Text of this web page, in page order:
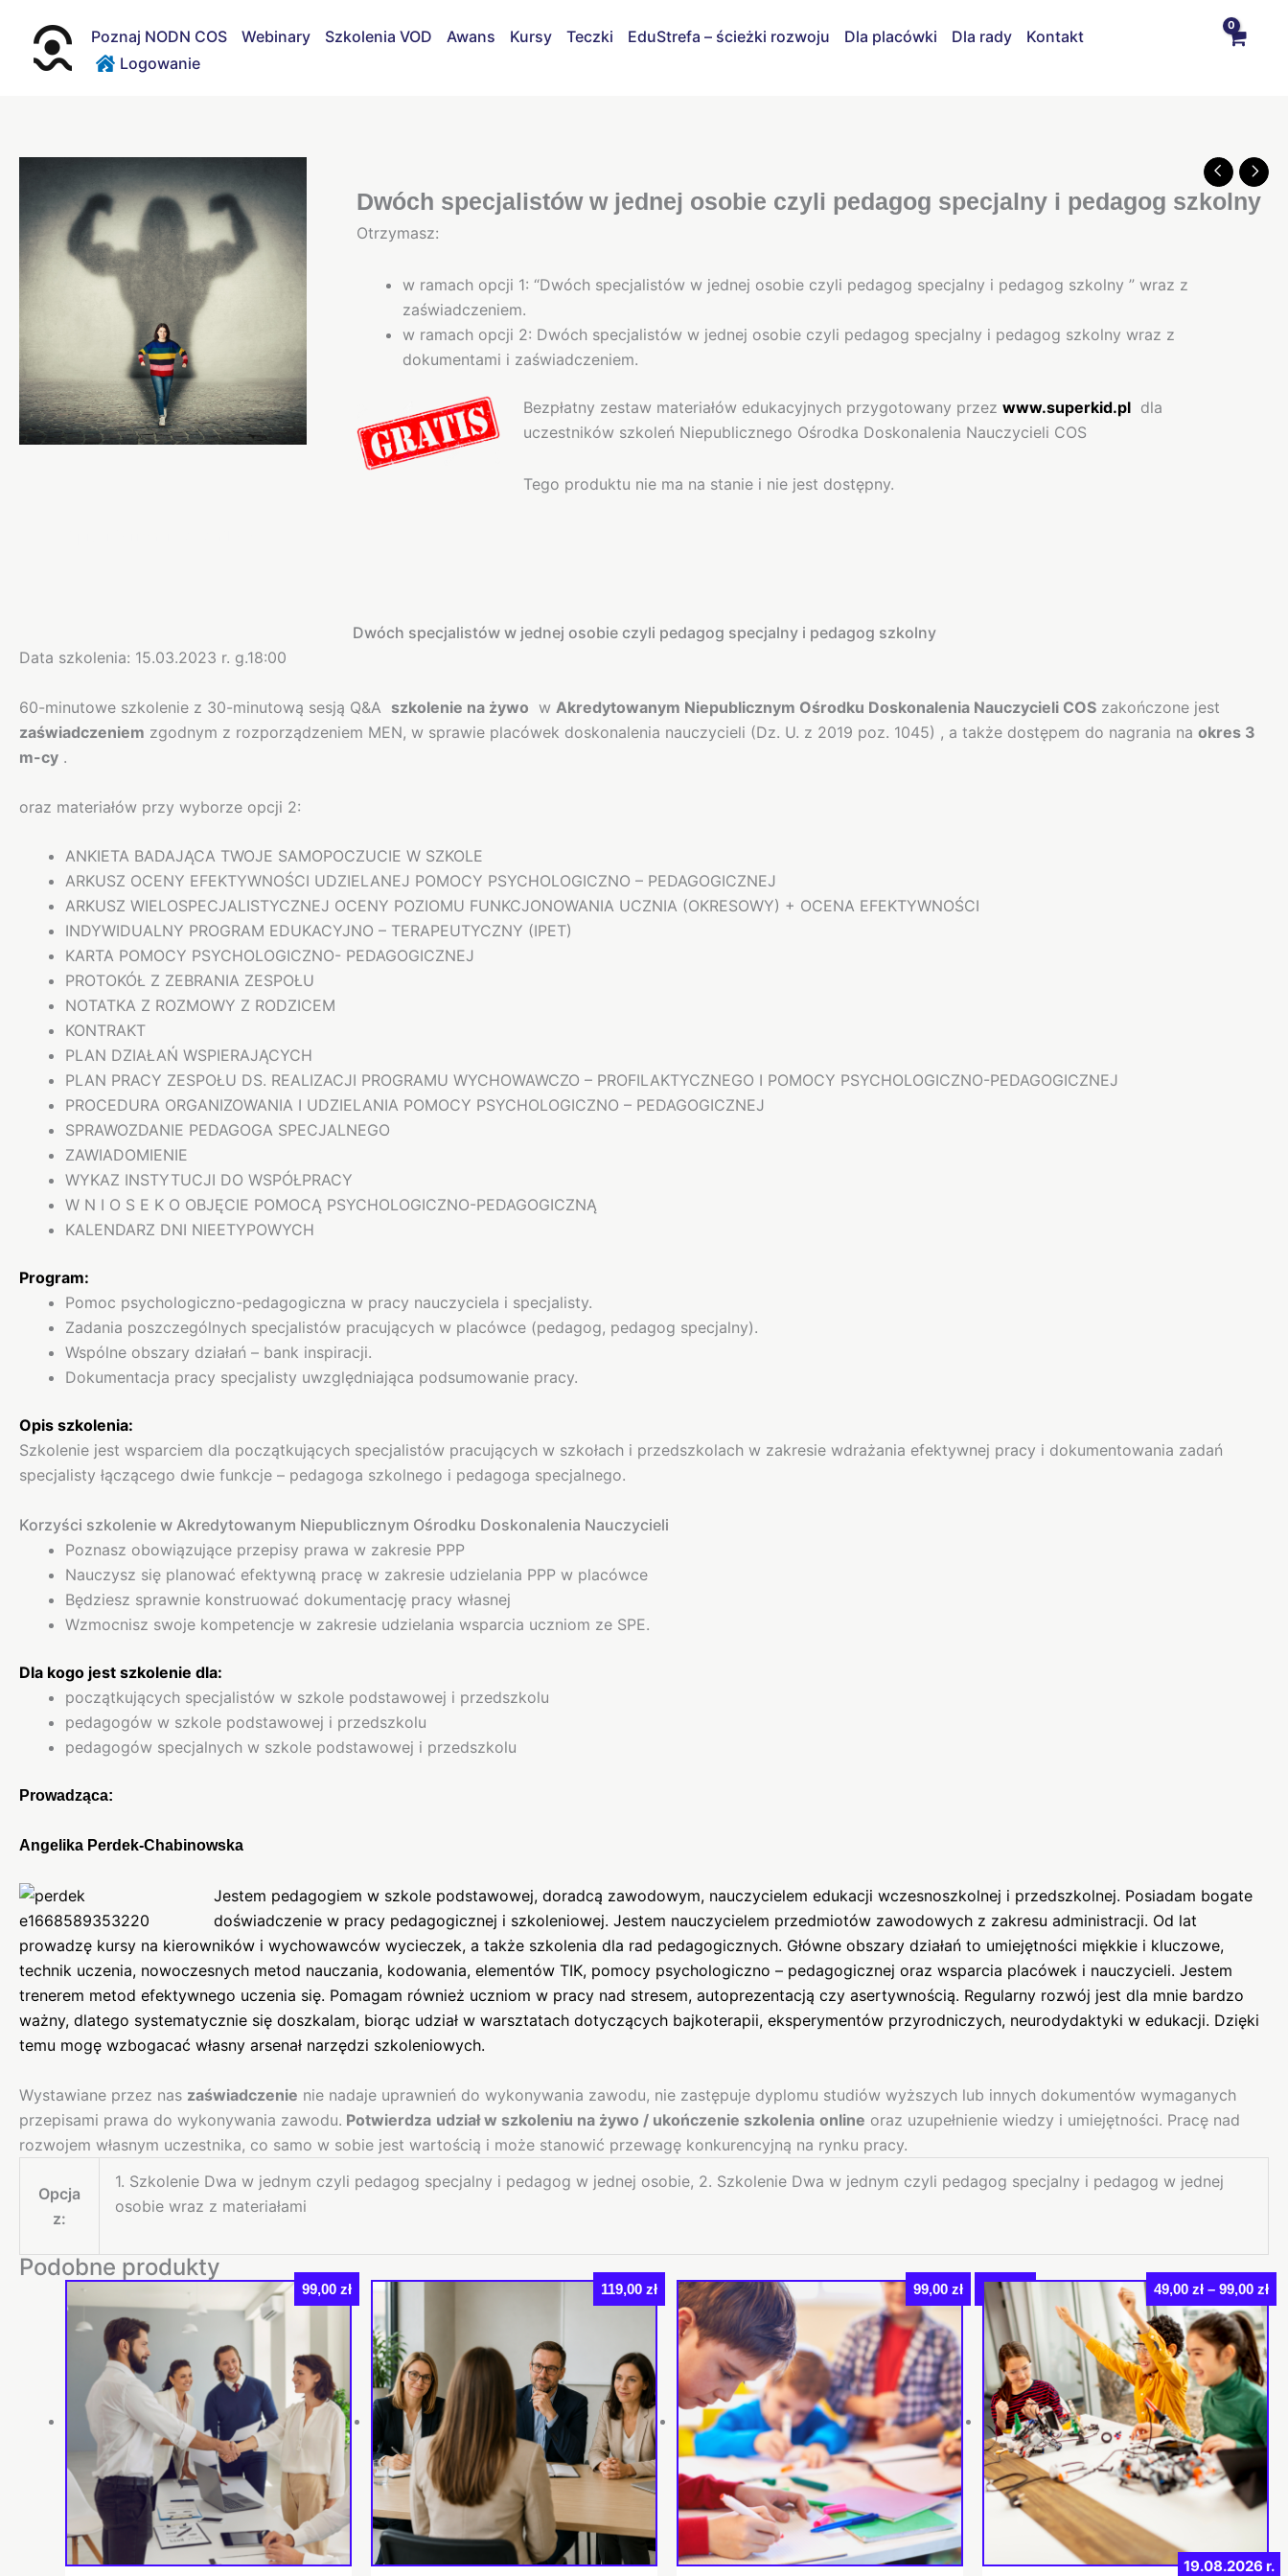
treści
Poznaj NODN COS Webinary Szkolenia VOD Awans Kursy Teczki EduStrefa – ścieżki rozwoju Dla placówki Dla rady
Kontakt
Logowanie
Dwóch specjalistów w jednej osobie czyli pedagog specjalny i pedagog szkolny
Otrzymasz:
w ramach opcji 1: “Dwóch specjalistów w jednej osobie czyli pedagog specjalny i pedagog szkolny ” wraz z
zaświadczeniem.
w ramach opcji 2: Dwóch specjalistów w jednej osobie czyli pedagog specjalny i pedagog szkolny wraz z
dokumentami i zaświadczeniem.
Bezpłatny zestaw materiałów edukacyjnych przygotowany przezwww.superkid.pl dla
uczestników szkoleń Niepublicznego Ośrodka Doskonalenia Nauczycieli COS
Tego produktu nie ma na stanie i nie jest dostępny.
Dwóch specjalistów w jednej osobie czyli pedagog specjalny i pedagog szkolny
Data szkolenia: 15.03.2023 r. g.18:00
60-minutowe szkolenie z 30-minutową sesją Q&A szkolenie na żywo w Akredytowanym Niepublicznym Ośrodku Doskonalenia Nauczycieli COS zakończone jest
zaświadczeniem zgodnym z rozporządzeniem MEN, w sprawie placówek doskonalenia nauczycieli (Dz. U. z 2019 poz. 1045) , a także dostępem do nagrania na okres 3
m-cy .
oraz materiałów przy wyborze opcji 2:
ANKIETA BADAJĄCA TWOJE SAMOPOCZUCIE W SZKOLE
ARKUSZ OCENY EFEKTYWNOŚCI UDZIELANEJ POMOCY PSYCHOLOGICZNO – PEDAGOGICZNEJ
ARKUSZ WIELOSPECJALISTYCZNEJ OCENY POZIOMU FUNKCJONOWANIA UCZNIA (OKRESOWY) + OCENA EFEKTYWNOŚCI
INDYWIDUALNY PROGRAM EDUKACYJNO – TERAPEUTYCZNY (IPET)
KARTA POMOCY PSYCHOLOGICZNO- PEDAGOGICZNEJ
PROTOKÓŁ Z ZEBRANIA ZESPOŁU
NOTATKA Z ROZMOWY Z RODZICEM
KONTRAKT
PLAN DZIAŁAŃ WSPIERAJĄCYCH
PLAN PRACY ZESPOŁU DS. REALIZACJI PROGRAMU WYCHOWAWCZO – PROFILAKTYCZNEGO I POMOCY PSYCHOLOGICZNO-PEDAGOGICZNEJ
PROCEDURA ORGANIZOWANIA I UDZIELANIA POMOCY PSYCHOLOGICZNO – PEDAGOGICZNEJ
SPRAWOZDANIE PEDAGOGA SPECJALNEGO
ZAWIADOMIENIE
WYKAZ INSTYTUCJI DO WSPÓŁPRACY
W N I O S E K O OBJĘCIE POMOCĄ PSYCHOLOGICZNO-PEDAGOGICZNĄ
KALENDARZ DNI NIEETYPOWYCH
Program:
Pomoc psychologiczno-pedagogiczna w pracy nauczyciela i specjalisty.
Zadania poszczególnych specjalistów pracujących w placówce (pedagog, pedagog specjalny).
Wspólne obszary działań – bank inspiracji.
Dokumentacja pracy specjalisty uwzględniająca podsumowanie pracy.
Opis szkolenia:
Szkolenie jest wsparciem dla początkujących specjalistów pracujących w szkołach i przedszkolach w zakresie wdrażania efektywnej pracy i dokumentowania zadań
specjalisty łączącego dwie funkcje – pedagoga szkolnego i pedagoga specjalnego.
Korzyści szkolenie w Akredytowanym Niepublicznym Ośrodku Doskonalenia Nauczycieli
Poznasz obowiązujące przepisy prawa w zakresie PPP
Nauczysz się planować efektywną pracę w zakresie udzielania PPP w placówce
Będziesz sprawnie konstruować dokumentację pracy własnej
Wzmocnisz swoje kompetencje w zakresie udzielania wsparcia uczniom ze SPE.
Dla kogo jest szkolenie dla:
początkujących specjalistów w szkole podstawowej i przedszkolu
pedagogów w szkole podstawowej i przedszkolu
pedagogów specjalnych w szkole podstawowej i przedszkolu
Prowadząca:
Angelika Perdek-Chabinowska
Jestem pedagogiem w szkole podstawowej, doradcą zawodowym, nauczycielem edukacji wczesnoszkolnej i przedszkolnej. Posiadam bogate
doświadczenie w pracy pedagogicznej i szkoleniowej. Jestem nauczycielem przedmiotów zawodowych z zakresu administracji. Od lat
prowadzę kursy na kierowników i wychowawców wycieczek, a także szkolenia dla rad pedagogicznych. Główne obszary działań to umiejętności miękkie i kluczowe,
technik uczenia, nowoczesnych metod nauczania, kodowania, elementów TIK, pomocy psychologiczno – pedagogicznej oraz wsparcia placówek i nauczycieli. Jestem
trenerem metod efektywnego uczenia się. Pomagam również uczniom w pracy nad stresem, autoprezentacją czy asertywnością. Regularny rozwój jest dla mnie bardzo
ważny, dlatego systematycznie się doszkalam, biorąc udział w warsztatach dotyczących bajkoterapii, eksperymentów przyrodniczych, neurodydaktyki w edukacji. Dzięki
temu mogę wzbogacać własny arsenał narzędzi szkoleniowych.
Wystawiane przez nas zaświadczenie nie nadaje uprawnień do wykonywania zawodu, nie zastępuje dyplomu studiów wyższych lub innych dokumentów wymaganych
przepisami prawa do wykonywania zawodu. Potwierdza udział w szkoleniu na żywo / ukończenie szkolenia online oraz uzupełnienie wiedzy i umiejętności. Pracę nad
rozwojem własnym uczestnika, co samo w sobie jest wartością i może stanowić przewagę konkurencyjną na rynku pracy.
Opcja
z:
1. Szkolenie Dwa w jednym czyli pedagog specjalny i pedagog w jednej osobie, 2. Szkolenie Dwa w jednym czyli pedagog specjalny i pedagog w jednej
osobie wraz z materiałami
Podobne produkty
99,00 zł 119,00 zł 99,00 zł Rabat
19.08.2026 r.
49,00 zł – 99,00 zł
Ten
produkt
ma
wiele
wariantów.
Opcje
można
wybrać
na
stronie